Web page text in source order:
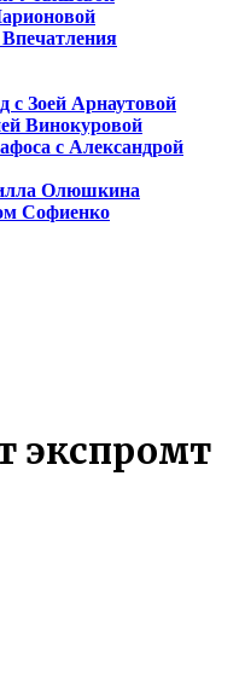
с Зоей Арнаутовой
Винокуровой
с Александрой
Олюшкина
Софиенко
экспромт